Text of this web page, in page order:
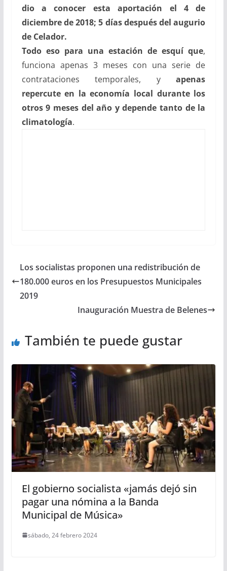
dio a conocer esta aportación el 4 de
diciembre de 2018; 5 días después del augurio
de Celador.
Todo eso para una estación de esquí que,
funciona apenas 3 meses con una serie de
contrataciones temporales, yapenas
repercute en la economía local durante los
otros 9 meses del año y depende tanto de la
climatología.
Los socialistas proponen una redistribución de
180.000 euros en los Presupuestos Municipales
2019
Inauguración Muestra de Belenes
También te puede gustar
El gobierno socialista «jamás dejó sin
pagar una nómina a la Banda
Municipal de Música»
sábado, 24 febrero 2024